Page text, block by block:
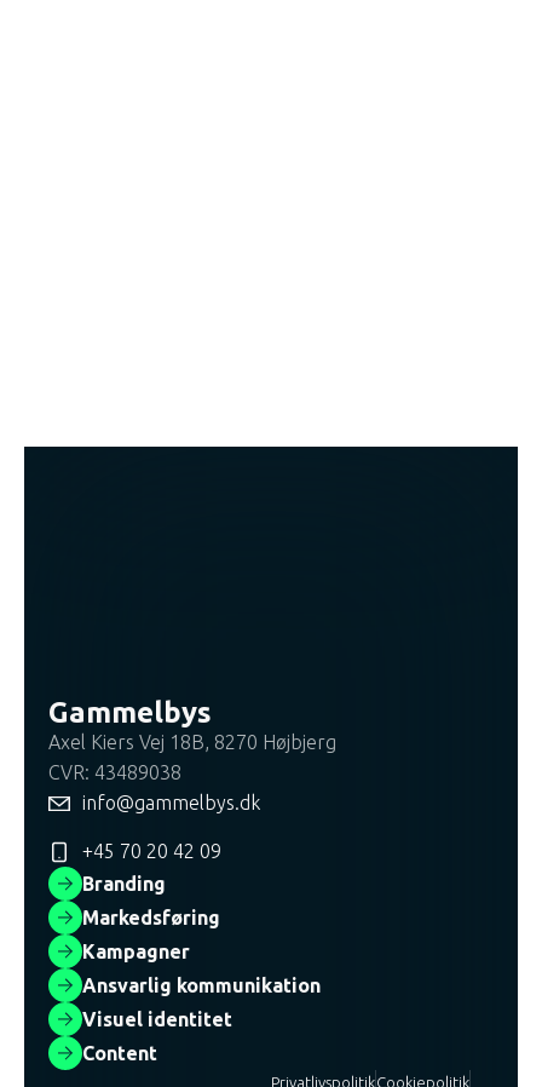
Gammelbys
Axel Kiers Vej 18B, 8270 Højbjerg
CVR: 43489038
info@gammelbys.dk
+45 70 20 42 09
Branding
Markedsføring
Kampagner
Ansvarlig kommunikation
Visuel identitet
Content
PrivatlivspolitikCookiepolitik